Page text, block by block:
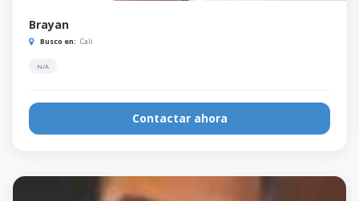
Brayan
Busco en: Cali
N/A
Contactar ahora